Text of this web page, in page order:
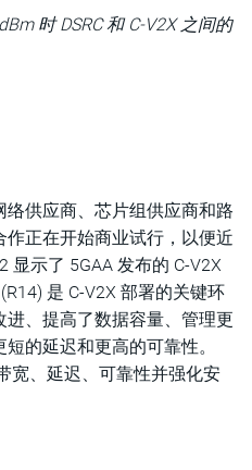
时 DSRC 和 C-V2X 之间的
供应商、芯片组供应商和路
作正在开始商业试行，以便近
显示了 5GAA 发布的 C-V2X
是 C-V2X 部署的关键环
、提高了数据容量、管理更
的延迟和更高的可靠性。
宽、延迟、可靠性并强化安